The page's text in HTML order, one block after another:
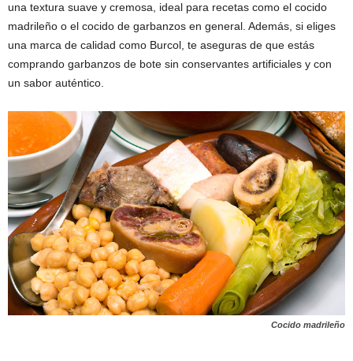
una textura suave y cremosa, ideal para recetas como el cocido
madrileño o el cocido de garbanzos en general. Además, si eliges
una marca de calidad como Burcol, te aseguras de que estás
comprando garbanzos de bote sin conservantes artificiales y con
un sabor auténtico.
Cocido madrileño